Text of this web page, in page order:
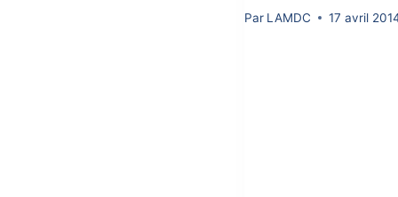
Par LAMDC 17 avril